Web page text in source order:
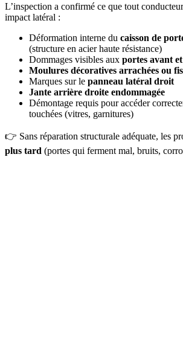
L’inspection a confirmé ce que tout
impact latéral :
Déformation interne du caisson de
(structure en acier haute résistance)
Dommages visibles aux portes avant
Moulures décoratives arrachées ou
Marques sur le panneau latéral droit
Jante arrière droite endommagée
Démontage requis pour accéder
touchées (vitres, garnitures)
👉 Sans réparation structurale adéquate, les
plus tard (portes qui ferment mal, bruits,